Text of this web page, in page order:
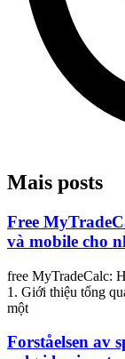
Mais posts
Free
và mobile cho
free MyTradeCalc:
1. Giới thiệu tổng
một
Forståelsen av